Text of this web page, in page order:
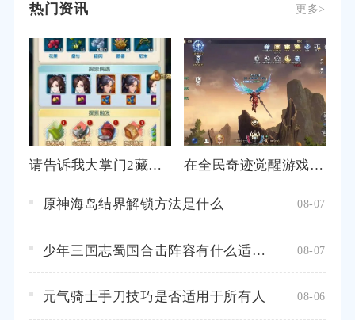
热门资讯 更多>
请告诉我大掌门2藏剑山庄怎么去 在全民奇迹觉醒游戏中如何获得贤者之石
原神海岛结界解锁方法是什么 08-07
少年三国志蜀国合击阵容有什么适合新手的推荐 08-07
元气骑士手刀技巧是否适用于所有人 08-06